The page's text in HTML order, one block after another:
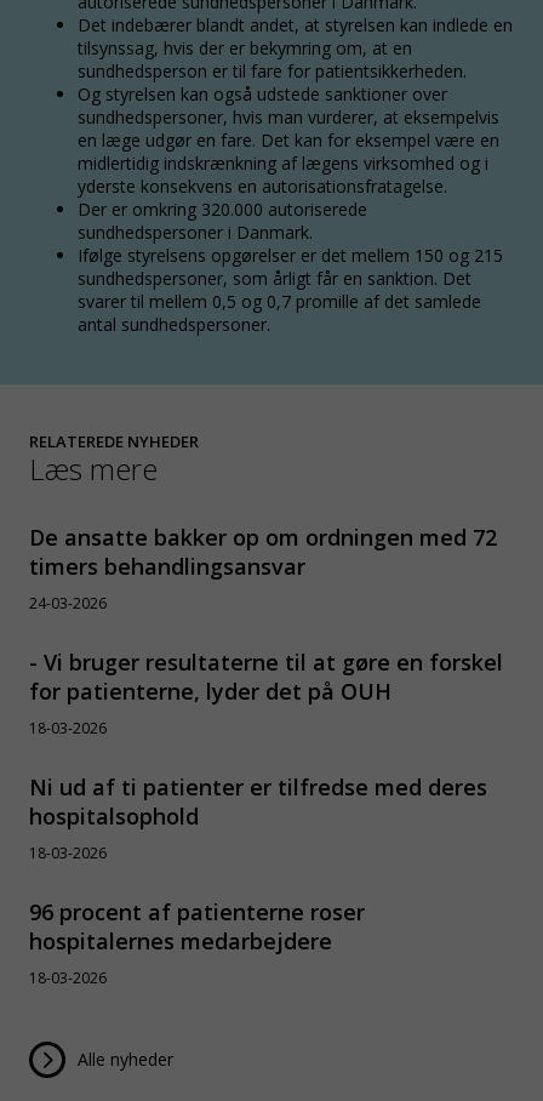
Det indebærer blandt andet, at styrelsen kan indlede en
tilsynssag, hvis der er bekymring om, at en
sundhedsperson er til fare for patientsikkerheden.
Og styrelsen kan også udstede sanktioner over
sundhedspersoner, hvis man vurderer, at eksempelvis
en læge udgør en fare. Det kan for eksempel være en
midlertidig indskrænkning af lægens virksomhed og i
yderste konsekvens en autorisationsfratagelse.
Der er omkring 320.000 autoriserede
sundhedspersoner i Danmark.
Ifølge styrelsens opgørelser er det mellem 150 og 215
sundhedspersoner, som årligt får en sanktion. Det
svarer til mellem 0,5 og 0,7 promille af det samlede
antal sundhedspersoner.
RELATEREDE NYHEDER
Læs mere
De ansatte bakker op om ordningen med 72
timers behandlingsansvar
24-03-2026
- Vi bruger resultaterne til at gøre en forskel
for patienterne, lyder det på OUH
18-03-2026
Ni ud af ti patienter er tilfredse med deres
hospitalsophold
18-03-2026
96 procent af patienterne roser
hospitalernes medarbejdere
18-03-2026
Alle nyheder